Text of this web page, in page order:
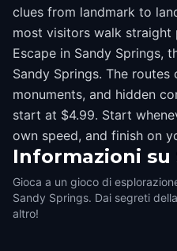
clues from landmark to
most visitors walk straight
Escape in Sandy Springs,
Sandy Springs. The routes
monuments, and hidden
start at $4.99. Start
own speed, and finish on
Informazioni su
Gioca a un gioco di
Sandy Springs. Dai segreti
altro!